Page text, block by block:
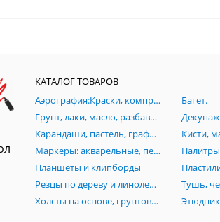
КАТАЛОГ ТОВАРОВ
Аэрография:Краски, компрессоры, аэрогрофы, комплектующие.
Багет.
Грунт, лаки, масло, разбавители, пасты, вспомагательные средства для живописи
Карандаши, пастель, графика, растушевки, черчение, изографы, лайнеры, рапидографы, роллеры
Маркеры: акварельные, перманентные, Promarker, нитро-основе, каллиграфические, текстовыделители
Планшеты и клипборды
Резцы по дереву и линолеуму, стеки
Холсты на основе, грунтованный картон, холст на подрамниках, инструменты